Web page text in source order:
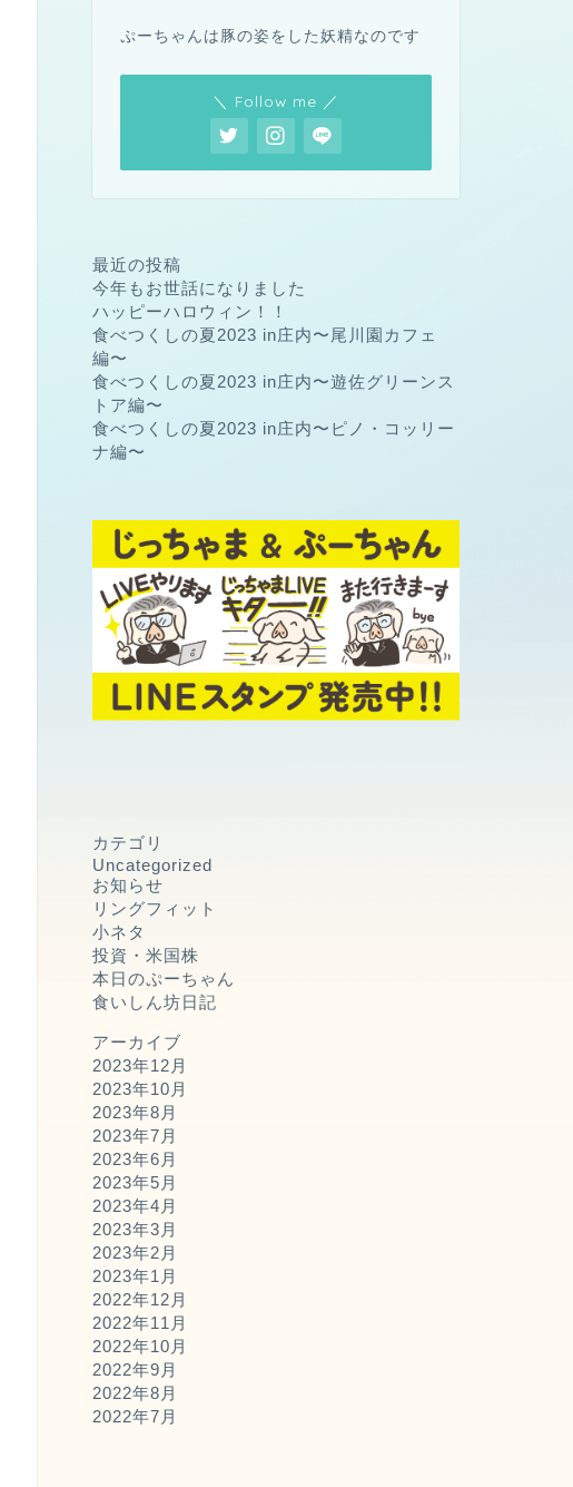
ぷーちゃんは豚の姿をした妖精なのです
＼ Follow me ／
最近の投稿
今年もお世話になりました
ハッピーハロウィン！！
食べつくしの夏2023 in庄内〜尾川園カフェ
編〜
食べつくしの夏2023 in庄内〜遊佐グリーンス
トア編〜
食べつくしの夏2023 in庄内〜ピノ・コッリー
ナ編〜
カテゴリ
Uncategorized
お知らせ
リングフィット
小ネタ
投資・米国株
本日のぷーちゃん
食いしん坊日記
アーカイブ
2023年12月
2023年10月
2023年8月
2023年7月
2023年6月
2023年5月
2023年4月
2023年3月
2023年2月
2023年1月
2022年12月
2022年11月
2022年10月
2022年9月
2022年8月
2022年7月